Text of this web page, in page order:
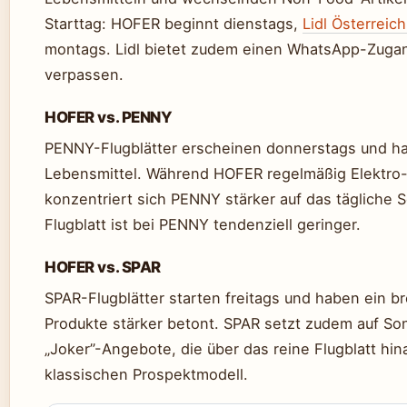
Starttag: HOFER beginnt dienstags, Lidl
montags. Lidl bietet zudem einen WhatsApp-
verpassen.
HOFER vs. PENNY
PENNY-Flugblätter erscheinen donnerstags und
Lebensmittel. Während HOFER regelmäßig
konzentriert sich PENNY stärker auf das tägliche
Flugblatt ist bei PENNY tendenziell geringer.
HOFER vs. SPAR
SPAR-Flugblätter starten freitags und haben ein
Produkte stärker betont. SPAR setzt zudem auf
„Joker”-Angebote, die über das reine Flugblatt
klassischen Prospektmodell.